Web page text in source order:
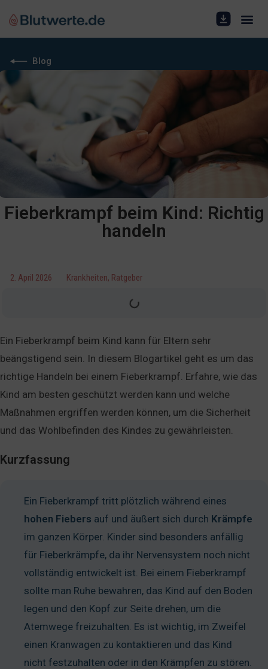
Blog
Fieberkrampf beim Kind: Richtig
handeln
2. April 2026 Krankheiten, Ratgeber
Ein Fieberkrampf beim Kind kann für Eltern sehr
beängstigend sein. In diesem Blogartikel geht es um das
richtige Handeln bei einem Fieberkrampf. Erfahre, wie das
Kind am besten geschützt werden kann und welche
Maßnahmen ergriffen werden können, um die Sicherheit
und das Wohlbefinden des Kindes zu gewährleisten.
Kurzfassung
Ein Fieberkrampf tritt plötzlich während eines
hohen Fiebers auf und äußert sich durch Krämpfe
im ganzen Körper. Kinder sind besonders anfällig
für Fieberkrämpfe, da ihr Nervensystem noch nicht
vollständig entwickelt ist. Bei einem Fieberkrampf
sollte man Ruhe bewahren, das Kind auf den Boden
legen und den Kopf zur Seite drehen, um die
Atemwege freizuhalten. Es ist wichtig, im Zweifel
einen Kranwagen zu kontaktieren und das Kind
nicht festzuhalten oder in den Krämpfen zu stören.